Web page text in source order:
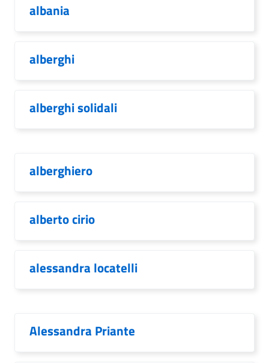
albania
alberghi
alberghi solidali
alberghiero
alberto cirio
alessandra locatelli
Alessandra Priante